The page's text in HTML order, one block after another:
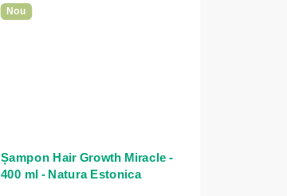
Nou
Șampon Hair Growth Miracle -
400 ml - Natura Estonica